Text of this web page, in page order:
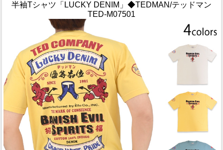
半袖Tシャツ「LUCKY DENIM」◆TEDMAN/テッドマン
TED-M07501